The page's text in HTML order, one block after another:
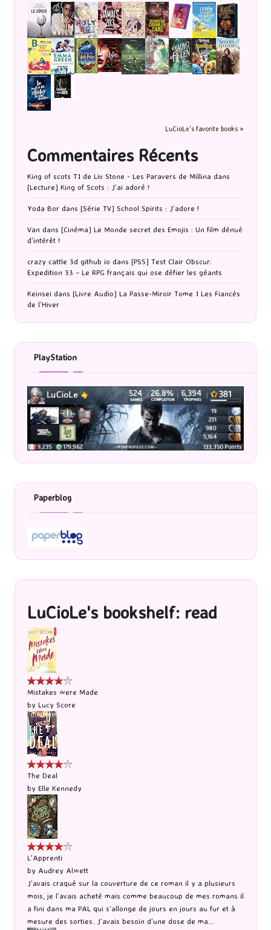
LuCioLe's favorite books »
Commentaires Récents
King of scots T1 de Liv Stone - Les Paravers de Millina dans
[Lecture] King of Scots : J’ai adoré !
Yoda Bor dans [Série TV] School Spirits : J’adore !
Van dans [Cinéma] Le Monde secret des Emojis : Un film dénué
d’intérêt !
crazy cattle 3d github io dans [PS5] Test Clair Obscur:
Expedition 33 – Le RPG français qui ose défier les géants
Keinsei dans [Livre Audio] La Passe-Miroir Tome 1 Les Fiancés
de l’Hiver
PlayStation
Paperblog
LuCioLe's bookshelf: read
Mistakes were Made
by Lucy Score
The Deal
by Elle Kennedy
L'Apprenti
by Audrey Alwett
J’avais craqué sur la couverture de ce roman il y a plusieurs
mois, je l’avais acheté mais comme beaucoup de mes romans il
a fini dans ma PAL qui s’allonge de jours en jours au fur et à
mesure des sorties. J’avais besoin d’une dose de ma...